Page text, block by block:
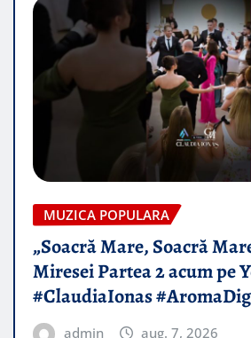
MUZICA POPULARA
„Soacră Mare, Soacră
Miresei Partea 2 acum pe
#ClaudiaIonas
admin aug. 7, 2026